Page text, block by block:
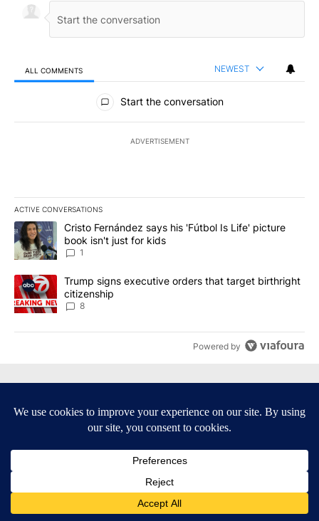
ALL COMMENTS NEWEST
All Comments
Start the conversation
ADVERTISEMENT
ACTIVE CONVERSATIONS
The following is a list of the most commented articles in the last
A trending article titled "Cristo Fernández says his 'Fútbol Is
Cristo Fernández says his 'Fútbol Is Life' picture
book isn't just for kids
1
A trending article titled "Trump signs executive orders that
Trump signs executive orders that target birthright
citizenship
8
Powered by
Privacy Policy|Community Guidelines